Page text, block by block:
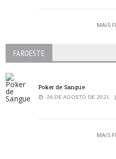
MAIS
FAROESTE
Poker de Sangue
26 DE AGOSTO DE 2021
MAIS